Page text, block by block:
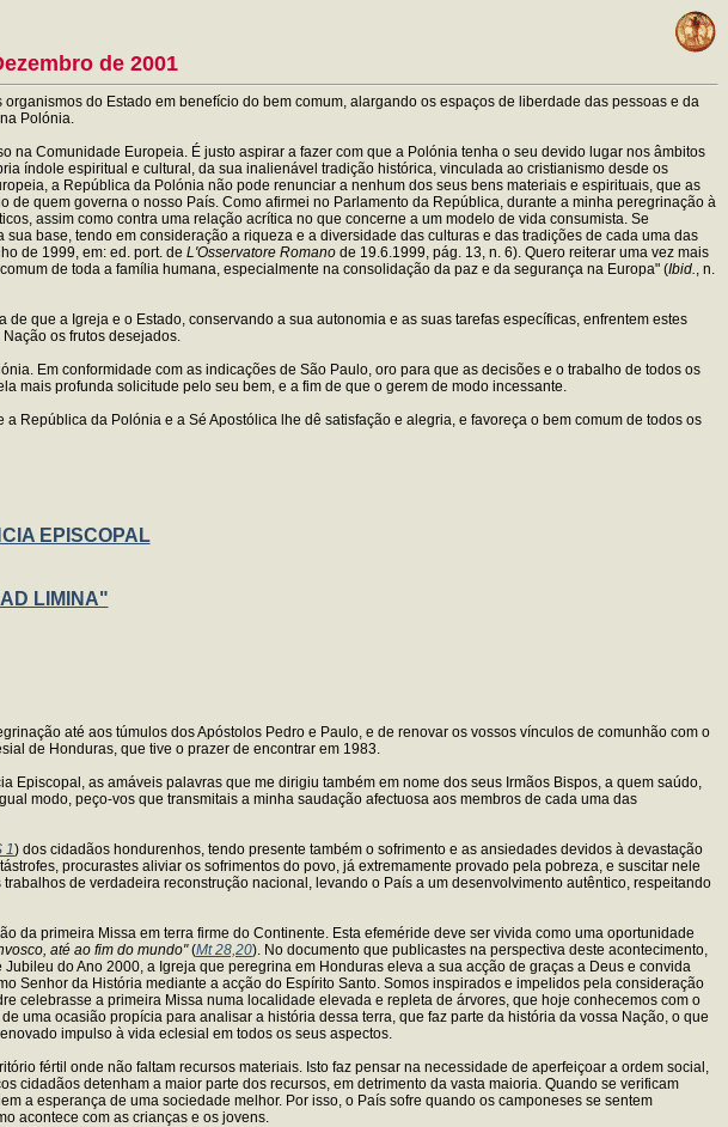
de 2001
do Estado em benefício do bem comum, alargando os espaços de liberdade das pessoas e da
Polónia.
Comunidade Europeia. É justo aspirar a fazer com que a Polónia tenha o seu devido lugar nos âmbitos
índole espiritual e cultural, da sua inalienável tradição histórica, vinculada ao cristianismo desde os
a República da Polónia não pode renunciar a nenhum dos seus bens materiais e espirituais, que as
quem governa o nosso País. Como afirmei no Parlamento da República, durante a minha peregrinação à
assim como contra uma relação acrítica no que concerne a um modelo de vida consumista. Se
base, tendo em consideração a riqueza e a diversidade das culturas e das tradições de cada uma das
de 1999, em: ed. port. de L'Osservatore Romano de 19.6.1999, pág. 13, n. 6). Quero reiterar uma vez mais
de toda a família humana, especialmente na consolidação da paz e da segurança na Europa" (Ibid., n.
que a Igreja e o Estado, conservando a sua autonomia e as suas tarefas específicas, enfrentem estes
os frutos desejados.
Em conformidade com as indicações de São Paulo, oro para que as decisões e o trabalho de todos os
mais profunda solicitude pelo seu bem, e a fim de que o gerem de modo incessante.
República da Polónia e a Sé Apostólica lhe dê satisfação e alegria, e favoreça o bem comum de todos os
EPISCOPAL
LIMINA"
até aos túmulos dos Apóstolos Pedro e Paulo, e de renovar os vossos vínculos de comunhão com o
de Honduras, que tive o prazer de encontrar em 1983.
as amáveis palavras que me dirigiu também em nome dos seus Irmãos Bispos, a quem saúdo,
modo, peço-vos que transmitais a minha saudação afectuosa aos membros de cada uma das
1) dos cidadãos hondurenhos, tendo presente também o sofrimento e as ansiedades devidos à devastação
procurastes aliviar os sofrimentos do povo, já extremamente provado pela pobreza, e suscitar nele
de verdadeira reconstrução nacional, levando o País a um desenvolvimento autêntico, respeitando
primeira Missa em terra firme do Continente. Esta efeméride deve ser vivida como uma oportunidade
até ao fim do mundo"(Mt 28,20). No documento que publicastes na perspectiva deste acontecimento,
do Ano 2000, a Igreja que peregrina em Honduras eleva a sua acção de graças a Deus e convida
Senhor da História mediante a acção do Espírito Santo. Somos inspirados e impelidos pela consideração
celebrasse a primeira Missa numa localidade elevada e repleta de árvores, que hoje conhecemos com o
uma ocasião propícia para analisar a história dessa terra, que faz parte da história da vossa Nação, o que
impulso à vida eclesial em todos os seus aspectos.
fértil onde não faltam recursos materiais. Isto faz pensar na necessidade de aperfeiçoar a ordem social,
cidadãos detenham a maior parte dos recursos, em detrimento da vasta maioria. Quando se verificam
a esperança de uma sociedade melhor. Por isso, o País sofre quando os camponeses se sentem
acontece com as crianças e os jovens.